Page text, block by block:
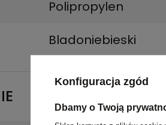
Polipropylen
Bladoniebieski
Konfiguracja zgód
Dbamy o Twoją